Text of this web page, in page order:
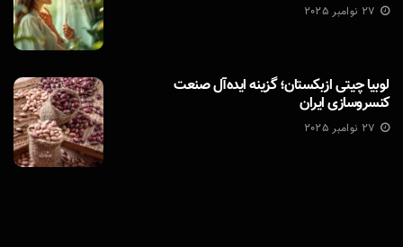
27 نوامبر 2025
لوبیا چیتی ازبکستان؛ گزینه ایده‌آل صنعت
کنسروسازی ایران
27 نوامبر 2025